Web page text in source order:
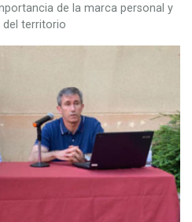
de la marca personal y
del territorio